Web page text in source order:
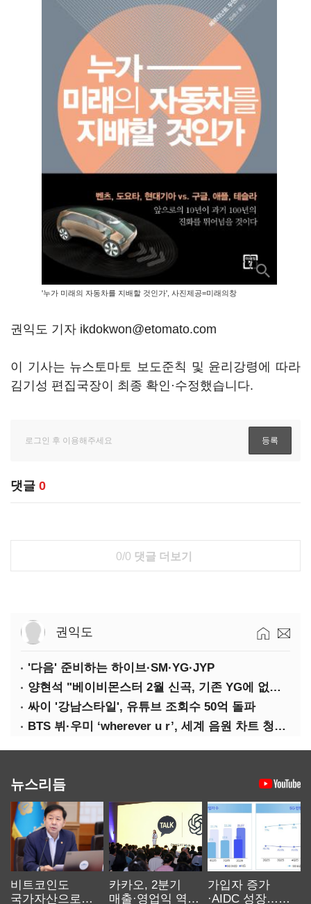
'누가 미래의 자동차를 지배할 것인가', 사진제공=미래의창
권익도 기자 ikdokwon@etomato.com
이 기사는 뉴스토마토 보도준칙 및 윤리강령에 따라
김기성 편집국장이 최종 확인·수정했습니다.
댓글 0
0/0 댓글 더보기
권익도
'다음' 준비하는 하이브·SM·YG·JYP
양현석 "베이비몬스터 2월 신곡, 기존 YG에 없던 노래"
싸이 '강남스타일', 유튜브 조회수 50억 돌파
BTS 뷔·우미 ‘wherever u r’, 세계 음원 차트 청신호
뉴스리듬
비트코인도
국가자산으로…'
카카오, 2분기
매출·영업익 역대
가입자 증가
·AIDC 성장…